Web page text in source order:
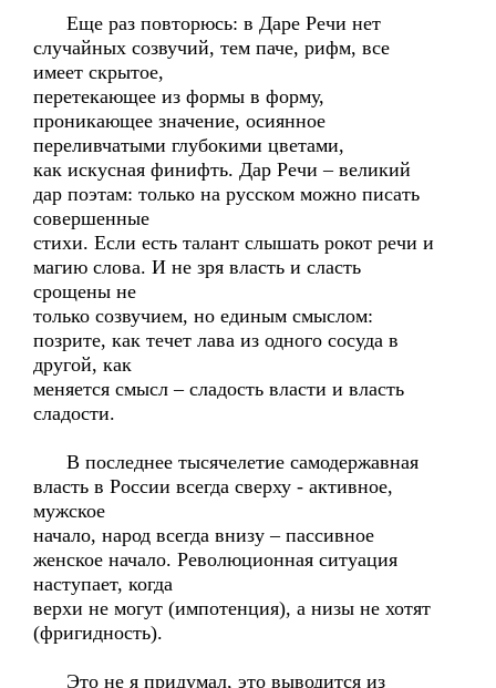
Еще раз повторюсь: в Даре Речи нет
случайных созвучий, тем паче, рифм, все
имеет скрытое,
перетекающее из формы в форму,
проникающее значение, осиянное
переливчатыми глубокими цветами,
как искусная финифть. Дар Речи – великий
дар поэтам: только на русском можно писать
совершенные
стихи. Если есть талант слышать рокот речи и
магию слова. И не зря власть и сласть
срощены не
только созвучием, но единым смыслом:
позрите, как течет лава из одного сосуда в
другой, как
меняется смысл – сладость власти и власть
сладости.
В последнее тысячелетие самодержавная
власть в России всегда сверху - активное,
мужское
начало, народ всегда внизу – пассивное
женское начало. Революционная ситуация
наступает, когда
верхи не могут (импотенция), а низы не хотят
(фригидность).
Это не я придумал, это выводится из